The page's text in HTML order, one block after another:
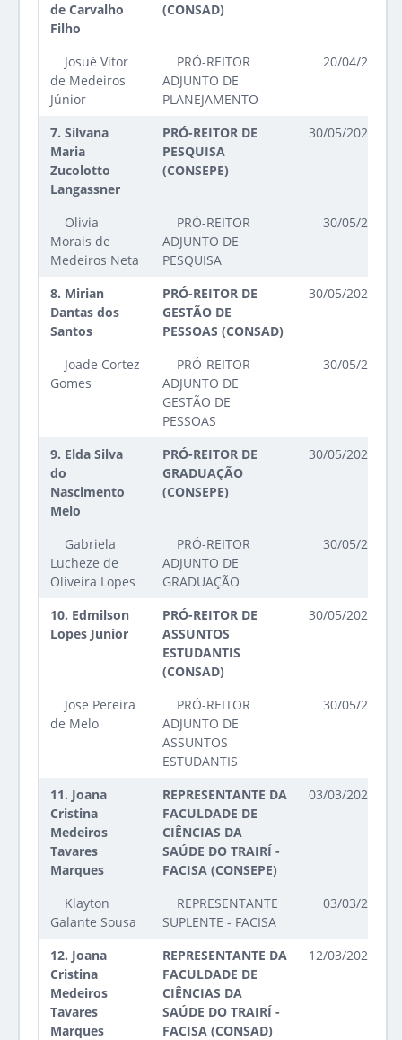
de Carvalho
Filho
(CONSAD)
Josué Vitor
de Medeiros
Júnior
PRÓ-REITOR
ADJUNTO DE
PLANEJAMENTO
20/04/2023
7. Silvana
Maria
Zucolotto
Langassner
PRÓ-REITOR DE
PESQUISA
(CONSEPE)
30/05/2023 até
Olivia
Morais de
Medeiros Neta
PRÓ-REITOR
ADJUNTO DE
PESQUISA
30/05/2023
8. Mirian
Dantas dos
Santos
PRÓ-REITOR DE
GESTÃO DE
PESSOAS (CONSAD)
30/05/2023 até
Joade Cortez
Gomes
PRÓ-REITOR
ADJUNTO DE
GESTÃO DE
PESSOAS
30/05/2023
9. Elda Silva
do
Nascimento
Melo
PRÓ-REITOR DE
GRADUAÇÃO
(CONSEPE)
30/05/2023 até
Gabriela
Lucheze de
Oliveira Lopes
PRÓ-REITOR
ADJUNTO DE
GRADUAÇÃO
30/05/2023
10. Edmilson
Lopes Junior
PRÓ-REITOR DE
ASSUNTOS
ESTUDANTIS
(CONSAD)
30/05/2023 até
Jose Pereira
de Melo
PRÓ-REITOR
ADJUNTO DE
ASSUNTOS
ESTUDANTIS
30/05/2023
11. Joana
Cristina
Medeiros
Tavares
Marques
REPRESENTANTE DA
FACULDADE DE
CIÊNCIAS DA
SAÚDE DO TRAIRÍ -
FACISA (CONSEPE)
03/03/2026 até
Klayton
Galante Sousa
REPRESENTANTE
SUPLENTE - FACISA
03/03/2026
12. Joana
Cristina
Medeiros
Tavares
Marques
REPRESENTANTE DA
FACULDADE DE
CIÊNCIAS DA
SAÚDE DO TRAIRÍ -
FACISA (CONSAD)
12/03/2026 até